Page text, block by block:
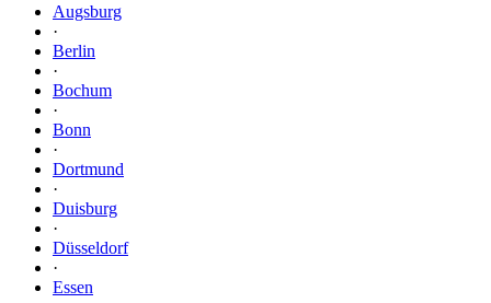
Augsburg
·
Berlin
·
Bochum
·
Bonn
·
Dortmund
·
Duisburg
·
Düsseldorf
·
Essen